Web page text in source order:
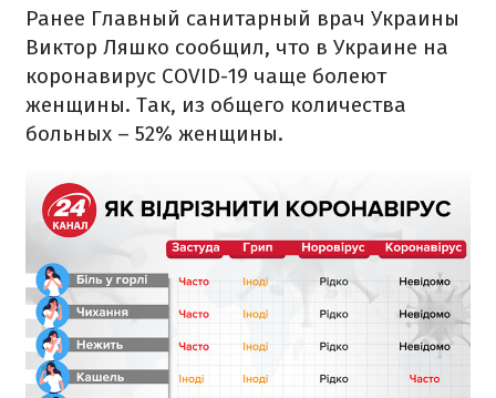
Ранее Главный санитарный врач Украины
Виктор Ляшко сообщил, что в Украине на
коронавирус COVID-19 чаще болеют
женщины. Так, из общего количества
больных – 52% женщины.